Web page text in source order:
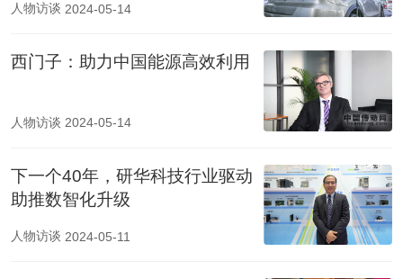
人物访谈 2024-05-14
西门子：助力中国能源高效利用
人物访谈 2024-05-14
下一个40年，研华科技行业驱动
助推数智化升级
人物访谈 2024-05-11